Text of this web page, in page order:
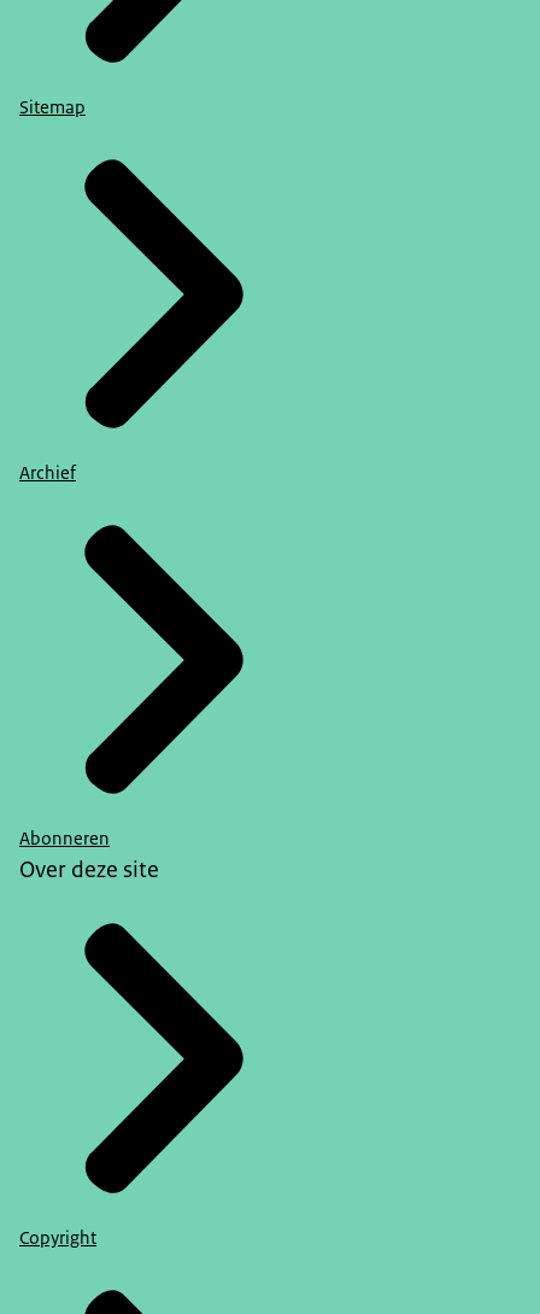
Sitemap
Archief
Abonneren
Over deze site
Copyright